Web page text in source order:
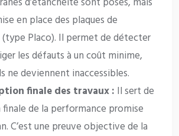
en place des plaques de
Placo). Il permet de détecter
les défauts à un coût minime,
ne deviennent inaccessibles.
finale des travaux : Il sert de
de la performance promise
C’est une preuve objective de la